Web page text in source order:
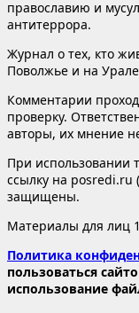
православию и
антитеррора.
Журнал о тех, кто
Поволжье и на
Комментарии
проверку.
авторы, их мнение
При использовании
ссылку на posredi.ru
защищены.
Материалы для лиц
Политика
пользоваться
использование